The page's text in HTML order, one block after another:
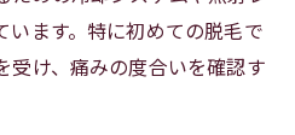
います。特に初めての脱毛で
受け、痛みの度合いを確認す